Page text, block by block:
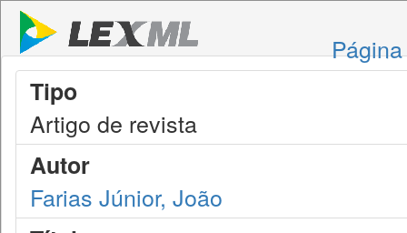
Tipo
Artigo de revista
Autor
Farias Júnior, João